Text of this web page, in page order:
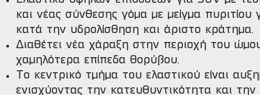
και νέας σύνθεσης γόμα με μείγμα
κατά την υδρολίσθηση και άριστο κράτημα.
Διαθέτει νέα χάραξη στην περιοχή του
χαμηλότερα επίπεδα θορύβου.
Το κεντρικό τμήμα του ελαστικού είναι
ενισχύοντας την κατευθυντικότητα και την